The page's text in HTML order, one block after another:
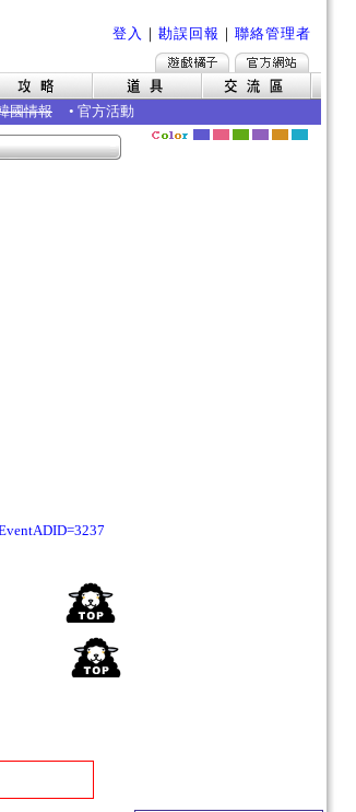
登入 ｜ 勘誤回報 ｜ 聯絡管理者
國情報 • 官方活動